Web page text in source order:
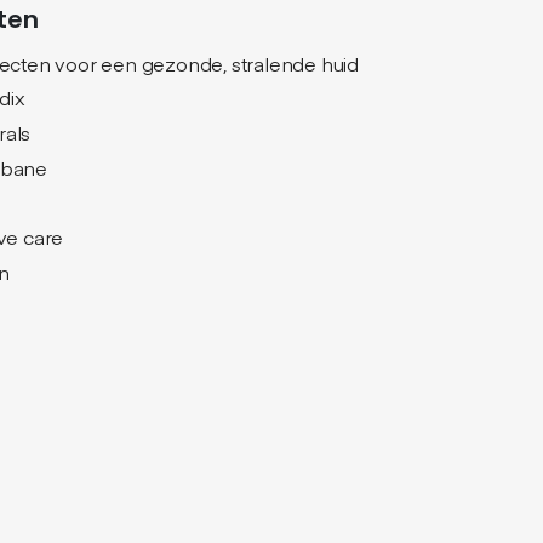
voor een gezonde, stralende huid
care